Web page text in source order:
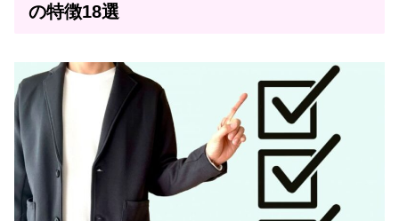
の特徴18選